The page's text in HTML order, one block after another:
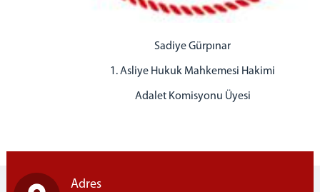
Sadiye Gürpınar
1. Asliye Hukuk Mahkemesi Hakimi
Adalet Komisyonu Üyesi
Adres